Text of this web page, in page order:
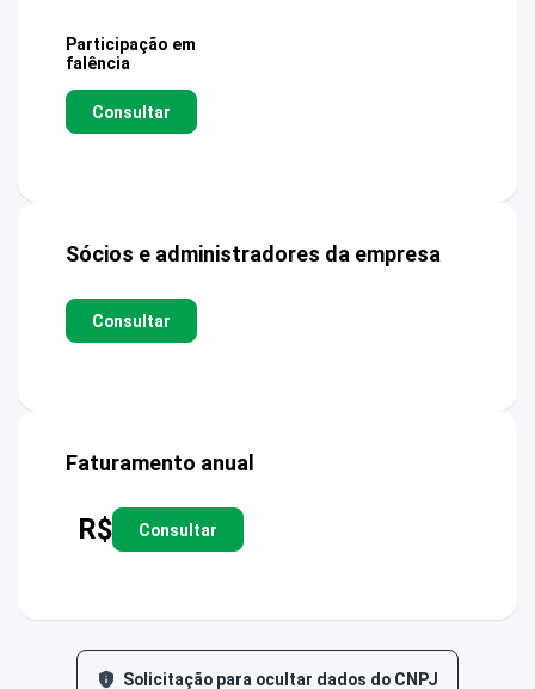
Participação em
falência
Consultar
Sócios e administradores da empresa
Consultar
Faturamento anual
R$ Consultar
Solicitação para ocultar dados do CNPJ